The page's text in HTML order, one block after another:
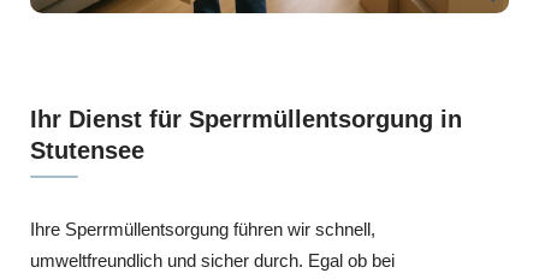
Ihr Dienst für Sperrmüllentsorgung in
Stutensee
Ihre Sperrmüllentsorgung führen wir schnell,
umweltfreundlich und sicher durch. Egal ob bei